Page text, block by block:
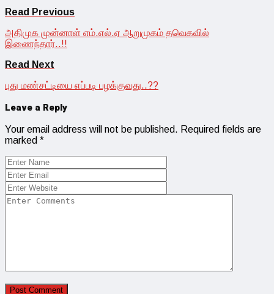
Read Previous
அதிமுக முன்னாள் எம்.எல்.ஏ ஆறுமுகம் தவெகவில்
இணைந்தார்..!!
Read Next
புது மண்சட்டியை எப்படி பழக்குவது..??
Leave a Reply
Your email address will not be published. Required fields are
marked *